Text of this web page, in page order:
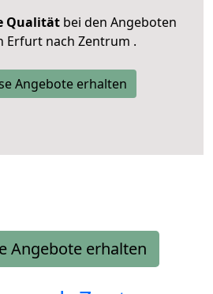
Qualität bei den Angeboten
Erfurt nach Zentrum .
Angebote erhalten
Angebote erhalten